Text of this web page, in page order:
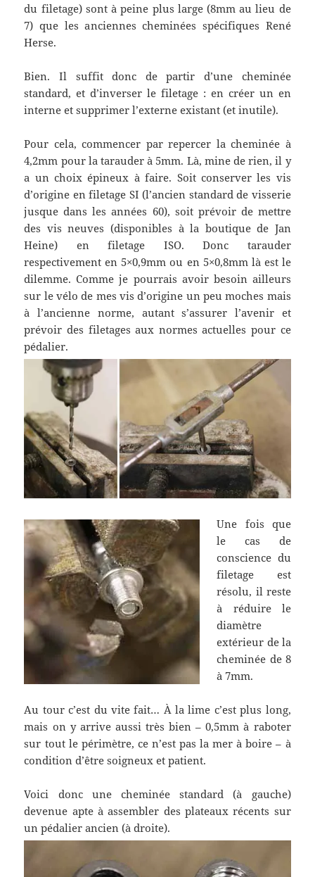
du filetage) sont à peine plus large (8mm au lieu de
7) que les anciennes cheminées spécifiques René
Herse.
Bien. Il suffit donc de partir d’une cheminée
standard, et d’inverser le filetage : en créer un en
interne et supprimer l’externe existant (et inutile).
Pour cela, commencer par repercer la cheminée à
4,2mm pour la tarauder à 5mm. Là, mine de rien, il y
a un choix épineux à faire. Soit conserver les vis
d’origine en filetage SI (l’ancien standard de visserie
jusque dans les années 60), soit prévoir de mettre
des vis neuves (disponibles à la boutique de Jan
Heine) en filetage ISO. Donc tarauder
respectivement en 5×0,9mm ou en 5×0,8mm là est le
dilemme. Comme je pourrais avoir besoin ailleurs
sur le vélo de mes vis d’origine un peu moches mais
à l’ancienne norme, autant s’assurer l’avenir et
prévoir des filetages aux normes actuelles pour ce
pédalier.
Une fois que
le cas de
conscience du
filetage est
résolu, il reste
à réduire le
diamètre
extérieur de la
cheminée de 8
à 7mm.
Au tour c’est du vite fait… À la lime c’est plus long,
mais on y arrive aussi très bien – 0,5mm à raboter
sur tout le périmètre, ce n’est pas la mer à boire – à
condition d’être soigneux et patient.
Voici donc une cheminée standard (à gauche)
devenue apte à assembler des plateaux récents sur
un pédalier ancien (à droite).